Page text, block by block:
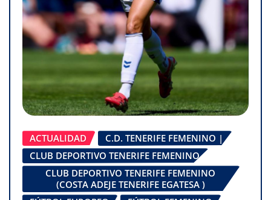
ACTUALIDAD
C.D. TENERIFE FEMENINO |
CLUB DEPORTIVO TENERIFE FEMENINO
CLUB DEPORTIVO TENERIFE FEMENINO
(COSTA ADEJE TENERIFE EGATESA )